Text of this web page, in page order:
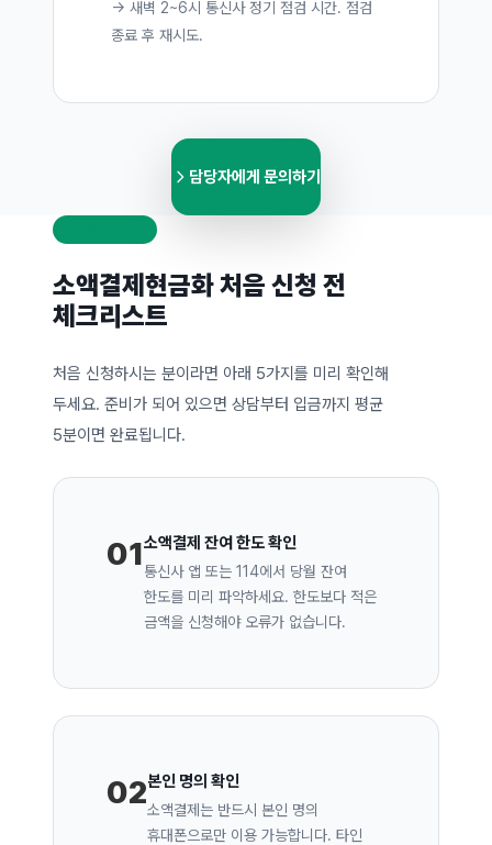
→ 새벽 2~6시 통신사 정기 점검 시간. 점검
종료 후 재시도.
담당자에게 문의하기
소액결제현금화 처음 신청 전
체크리스트
처음 신청하시는 분이라면 아래 5가지를 미리 확인해
두세요. 준비가 되어 있으면 상담부터 입금까지 평균
5분이면 완료됩니다.
01소액결제 잔여 한도 확인
통신사 앱 또는 114에서 당월 잔여
한도를 미리 파악하세요. 한도보다 적은
금액을 신청해야 오류가 없습니다.
02본인 명의 확인
소액결제는 반드시 본인 명의
휴대폰으로만 이용 가능합니다. 타인